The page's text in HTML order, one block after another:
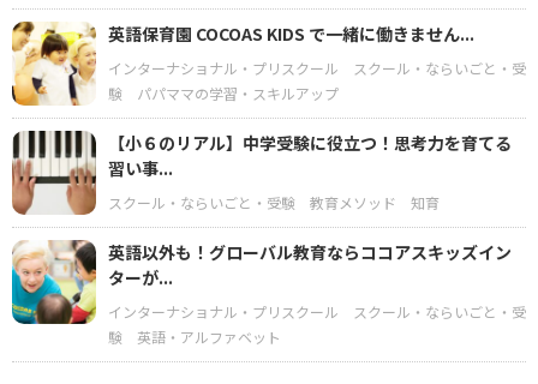
英語保育園 COCOAS KIDS で一緒に働きません...
インターナショナル・プリスクール
スクール・ならいごと・受
験
パパママの学習・スキルアップ
【小６のリアル】中学受験に役立つ！思考力を育てる
習い事...
スクール・ならいごと・受験 教育メソッド 知育
英語以外も！グローバル教育ならココアスキッズイン
ターが...
インターナショナル・プリスクール
スクール・ならいごと・受
験
英語・アルファベット